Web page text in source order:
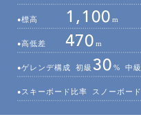
標高 1,100 m
高低差 470 m
ゲレンデ構成 初級 30 % 中級
スキーボード比率 スノーボード